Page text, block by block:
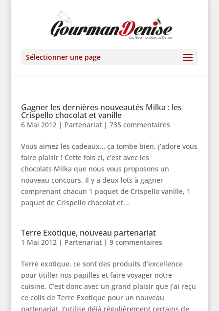
Sélectionner une page
Gagner les dernières nouveautés Milka : les
Crispello chocolat et vanille
6 Mai 2012| Partenariat| 735 commentaires
Vous aimez les cadeaux… ça tombe bien, j’adore vous
faire plaisir ! Cette fois ci, c’est avec les
chocolats Milka que nous vous proposons un
nouveau concours. Il y a deux lots à gagner
comprenant chacun 1 paquet de Crispello vanille, 1
paquet de Crispello chocolat et...
Terre Exotique, nouveau partenariat
1 Mai 2012| Partenariat| 9 commentaires
Terre exotique, ce sont des produits d’excellence
pour titiller nos papilles et faire voyager notre
cuisine. C’est donc avec un grand plaisir que j’ai reçu
ce colis de Terre Exotique pour un nouveau
partenariat. J’utilise déjà régulièrement certains de